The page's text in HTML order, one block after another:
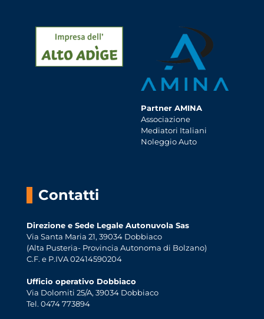
Partner AMINA
Associazione
Mediatori Italiani
Noleggio Auto
Contatti
Direzione e Sede Legale Autonuvola Sas
Via Santa Maria 21, 39034 Dobbiaco
(Alta Pusteria- Provincia Autonoma di Bolzano)
C.F. e P.IVA 02414590204
Ufficio operativo Dobbiaco
Via Dolomiti 25/A, 39034 Dobbiaco
Tel. 0474 773894